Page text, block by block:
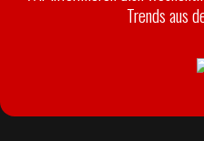
Trends aus